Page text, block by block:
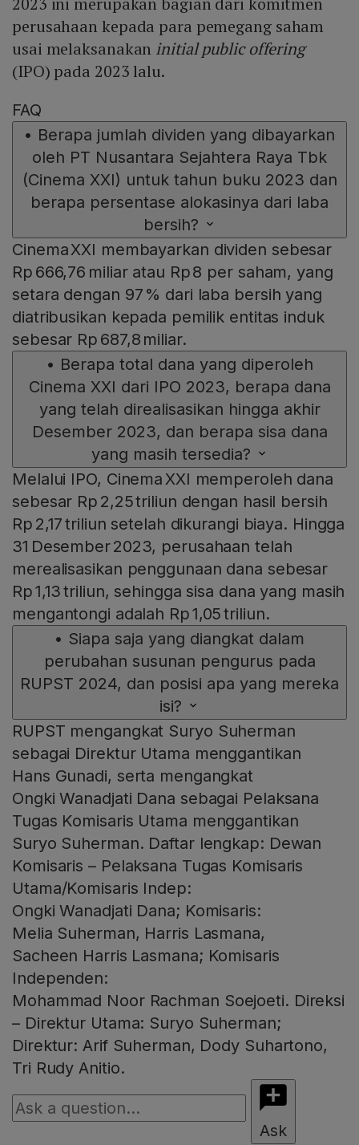
perusahaan kepada para pemegang saham
usai melaksanakan initial public offering
(IPO) pada 2023 lalu.
FAQ
• Berapa jumlah dividen yang dibayarkan
oleh PT Nusantara Sejahtera Raya Tbk
(Cinema XXI) untuk tahun buku 2023 dan
berapa persentase alokasinya dari laba
bersih?
Cinema XXI membayarkan dividen sebesar
Rp 666,76 miliar atau Rp 8 per saham, yang
setara dengan 97 % dari laba bersih yang
diatribusikan kepada pemilik entitas induk
sebesar Rp 687,8 miliar.
• Berapa total dana yang diperoleh
Cinema XXI dari IPO 2023, berapa dana
yang telah direalisasikan hingga akhir
Desember 2023, dan berapa sisa dana
yang masih tersedia?
Melalui IPO, Cinema XXI memperoleh dana
sebesar Rp 2,25 triliun dengan hasil bersih
Rp 2,17 triliun setelah dikurangi biaya. Hingga
31 Desember 2023, perusahaan telah
merealisasikan penggunaan dana sebesar
Rp 1,13 triliun, sehingga sisa dana yang masih
mengantongi adalah Rp 1,05 triliun.
• Siapa saja yang diangkat dalam
perubahan susunan pengurus pada
RUPST 2024, dan posisi apa yang mereka
isi?
RUPST mengangkat Suryo Suherman
sebagai Direktur Utama menggantikan
Hans Gunadi, serta mengangkat
Ongki Wanadjati Dana sebagai Pelaksana
Tugas Komisaris Utama menggantikan
Suryo Suherman. Daftar lengkap: Dewan
Komisaris – Pelaksana Tugas Komisaris
Utama/Komisaris Indep:
Ongki Wanadjati Dana; Komisaris:
Melia Suherman, Harris Lasmana,
Sacheen Harris Lasmana; Komisaris
Independen:
Mohammad Noor Rachman Soejoeti. Direksi
– Direktur Utama: Suryo Suherman;
Direktur: Arif Suherman, Dody Suhartono,
Tri Rudy Anitio.
Ask